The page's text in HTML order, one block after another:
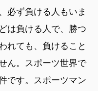
必ず負ける人もいま
は負ける人で、勝つ
れても、負けること
ん。スポーツ世界で
です。スポーツマン